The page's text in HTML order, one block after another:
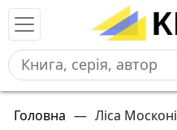
Головна — Ліса Москоні